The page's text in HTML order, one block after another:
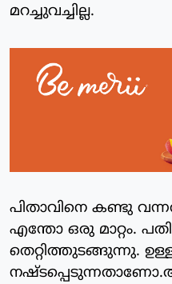
മറച്ചുവച്ചില്ല.
പിതാവിനെ കണ്ടു
എന്തോ ഒരു മാറ്റം.
തെറ്റിത്തുടങ്ങുന്നു.